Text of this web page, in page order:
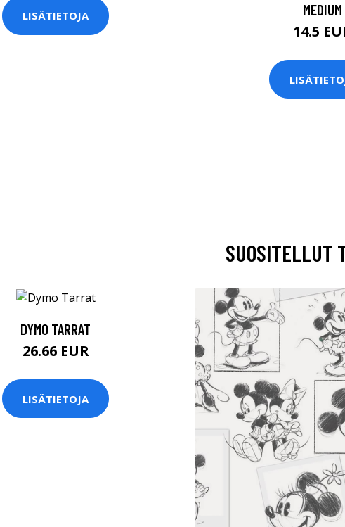
LISÄTIETOJA
MEDIUM
14.5
SUOSITELLUT
DYMO TARRAT
26.66 EUR
LISÄTIETOJA